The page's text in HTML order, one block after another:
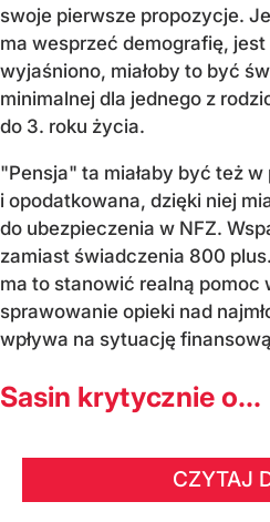
swoje pierwsze propozycje.
ma wesprzeć demografię,
wyjaśniono, miałoby to być
minimalnej dla jednego z
do 3. roku życia.
"Pensja" ta miałaby być też w
i opodatkowana, dzięki niej
do ubezpieczenia w NFZ.
zamiast świadczenia 800
ma to stanowić realną pomoc
sprawowanie opieki nad
wpływa na sytuację
Sasin krytycznie o...
CZYTAJ